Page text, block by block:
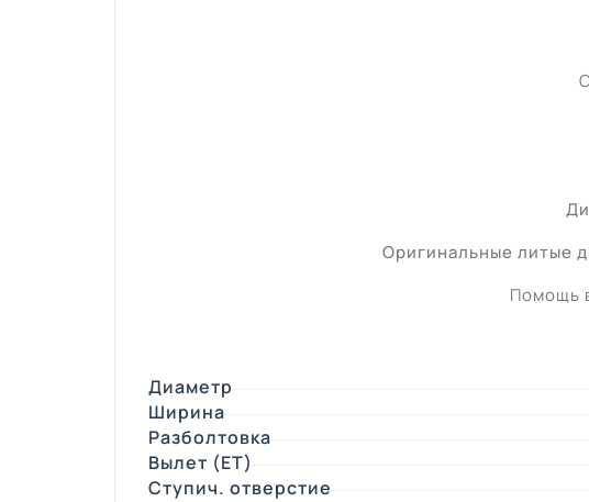
Оригинальные литые
Помощь
Диаметр
Ширина
Разболтовка
Вылет (ЕТ)
Ступич. отверстие